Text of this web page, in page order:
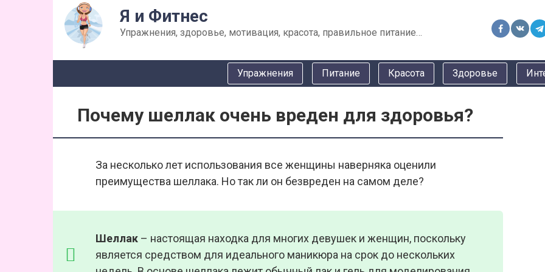
Я и Фитнес
Упражнения, здоровье, мотивация, красота, правильное питание…
Упражнения Питание Красота Здоровье
Почему шеллак очень вреден для здоровья?
За несколько лет использования все женщины наверняка оценили
преимущества шеллака. Но так ли он безвреден на самом деле?
Шеллак – настоящая находка для многих девушек и женщин, поскольку
является средством для идеального маникюра на срок до нескольких